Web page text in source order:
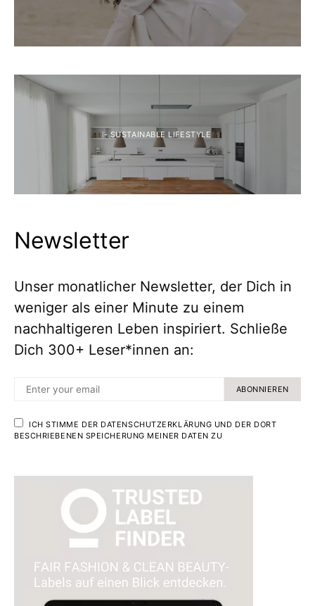
- SUSTAINABLE LIFESTYLE
Newsletter
Unser monatlicher Newsletter, der Dich in
weniger als einer Minute zu einem
nachhaltigeren Leben inspiriert. Schließe
Dich 300+ Leser*innen an:
ABONNIEREN
ICH STIMME DER DATENSCHUTZERKLÄRUNG UND DER DORT
BESCHRIEBENEN SPEICHERUNG MEINER DATEN ZU